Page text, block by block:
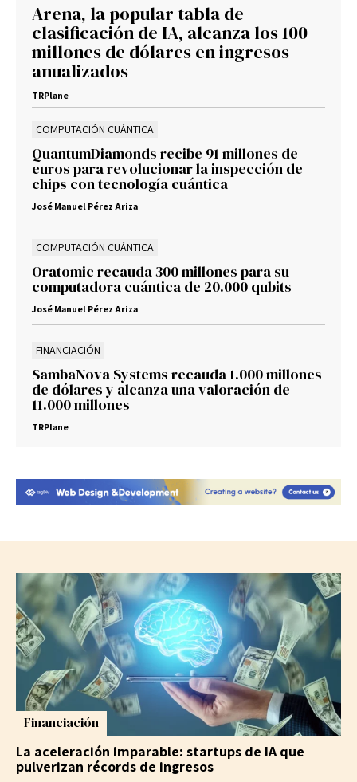
Arena, la popular tabla de
clasificación de IA, alcanza los 100
millones de dólares en ingresos
anualizados
TRPlane
COMPUTACIÓN CUÁNTICA
QuantumDiamonds recibe 91 millones de
euros para revolucionar la inspección de
chips con tecnología cuántica
José Manuel Pérez Ariza
COMPUTACIÓN CUÁNTICA
Oratomic recauda 300 millones para su
computadora cuántica de 20.000 qubits
José Manuel Pérez Ariza
FINANCIACIÓN
SambaNova Systems recauda 1.000 millones
de dólares y alcanza una valoración de
11.000 millones
TRPlane
Financiación
La aceleración imparable: startups de IA que
pulverizan récords de ingresos